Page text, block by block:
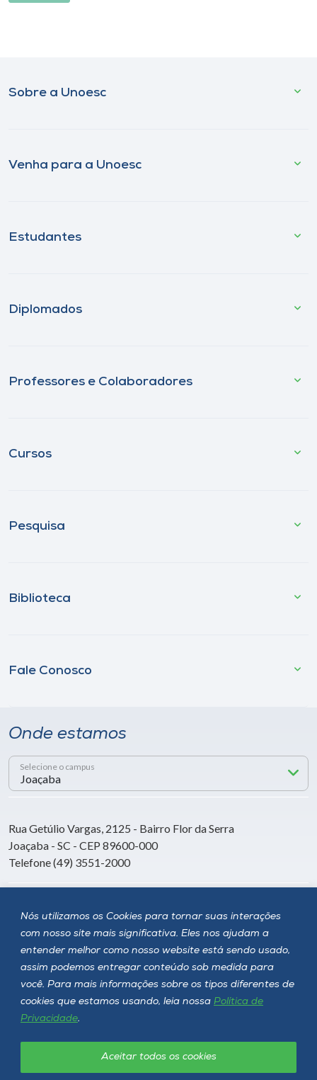
Nós utilizamos os Cookies para tornar suas interações
com nosso site mais significativa. Eles nos ajudam a
entender melhor como nosso website está sendo usado,
assim podemos entregar conteúdo sob medida para
você. Para mais informações sobre os tipos diferentes de
cookies que estamos usando, leia nossa Política de
Privacidade.
Aceitar todos os cookies
Sobre a Unoesc
Venha para a Unoesc
Estudantes
Diplomados
Professores e Colaboradores
Cursos
Pesquisa
Biblioteca
Fale Conosco
Onde estamos
Selecione o campus
Rua Getúlio Vargas, 2125 - Bairro Flor da Serra
Joaçaba - SC - CEP 89600-000
Telefone (49) 3551-2000
Siga a Unoesc
Política de privacidade LGPD